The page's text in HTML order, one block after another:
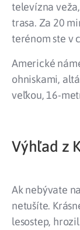
televízna
trasa. Za 20
terénom ste v
Americké
ohniskami,
veľkou, 16-
Výhľad z
Ak nebývate
netušíte.
lesostep,